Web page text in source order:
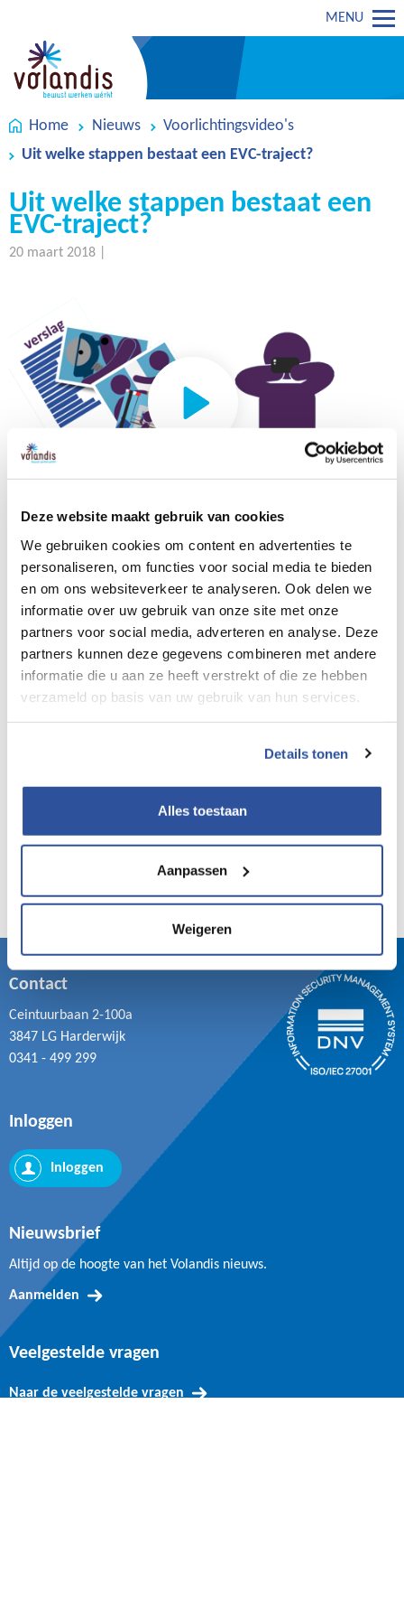
Deze website maakt gebruik van cookies
We gebruiken cookies om content en advertenties te
personaliseren, om functies voor social media te bieden
en om ons websiteverkeer te analyseren. Ook delen we
informatie over uw gebruik van onze site met onze
partners voor social media, adverteren en analyse. Deze
partners kunnen deze gegevens combineren met andere
informatie die u aan ze heeft verstrekt of die ze hebben
verzameld op basis van uw gebruik van hun services.
Details tonen
Alles toestaan
Aanpassen
Weigeren
MENU
Home Nieuws
Voorlichtingsvideo's
Uit welke stappen bestaat een EVC-traject?
Uit welke stappen bestaat een
EVC-traject?
20 maart 2018 |
Zet je werkervaring om in een ervaringscertificaat. Veel
werkervaring en praktijkkennis in de Bouw of Infra, maar
geen diploma? Dan is het EVC-traject van Volandis iets
voor jou!
Kijk voor meer informatie opwww.volandis.nl/evc
Contact
Ceintuurbaan 2-100a
3847 LG Harderwijk
0341 - 499 299
Nieuwsbrief
Altijd op de hoogte van het Volandis nieuws.
Aanmelden
Veelgestelde vragen
Naar de veelgestelde vragen
Inloggen
Inloggen